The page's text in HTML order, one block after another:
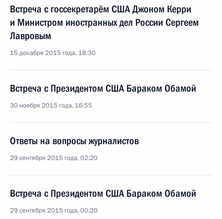
Встреча с госсекретарём США Джоном Керри
и Министром иностранных дел России Сергеем
Лавровым
15 декабря 2015 года, 18:30
Встреча с Президентом США Бараком Обамой
30 ноября 2015 года, 16:55
Ответы на вопросы журналистов
29 сентября 2015 года, 02:20
Встреча с Президентом США Бараком Обамой
29 сентября 2015 года, 00:20